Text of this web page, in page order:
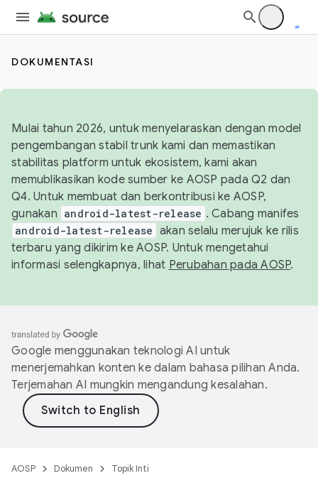
DOKUMENTASI
Mulai tahun 2026, untuk menyelaraskan dengan model
pengembangan stabil trunk kami dan memastikan
stabilitas platform untuk ekosistem, kami akan
memublikasikan kode sumber ke AOSP pada Q2 dan
Q4. Untuk membuat dan berkontribusi ke AOSP,
gunakan android-latest-release . Cabang manifes
android-latest-release akan selalu merujuk ke rilis
terbaru yang dikirim ke AOSP. Untuk mengetahui
informasi selengkapnya, lihat Perubahan pada AOSP.
Google menggunakan teknologi AI untuk
menerjemahkan konten ke dalam bahasa pilihan Anda.
Terjemahan AI mungkin mengandung kesalahan.
AOSP Dokumen Topik Inti